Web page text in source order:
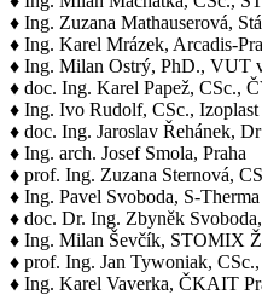
♦ Ing. Zuzana Mathauserová,
♦ Ing. Karel Mrázek, Arcadis-
♦ Ing. Milan Ostrý, PhD., VUT
♦ doc. Ing. Karel Papež, CSc.,
♦ Ing. Ivo Rudolf, CSc.,
♦ doc. Ing. Jaroslav Řehánek,
♦ Ing. arch. Josef Smola, Praha
♦ prof. Ing. Zuzana Sternová,
♦ Ing. Pavel Svoboda, S-
♦ doc. Dr. Ing. Zbyněk
♦ Ing. Milan Ševčík, STOMIX
♦ prof. Ing. Jan Tywoniak,
♦ Ing. Karel Vaverka, ČKAIT